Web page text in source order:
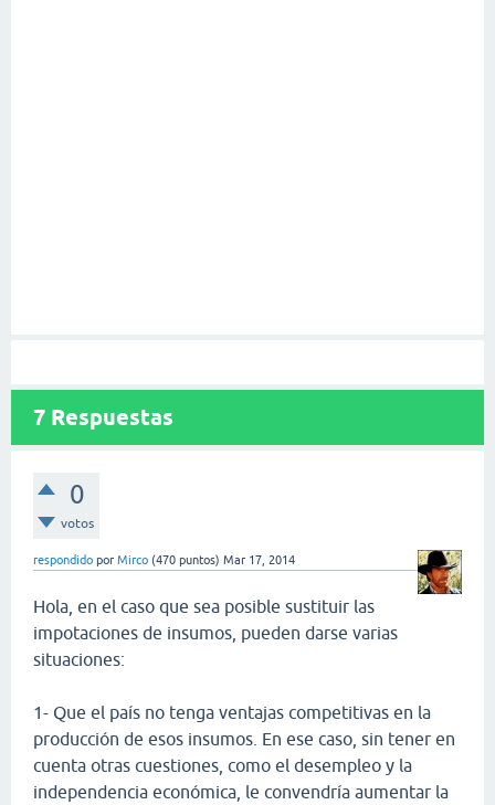
7 Respuestas
0
votos
respondido por Mirco (470 puntos) Mar 17, 2014
Hola, en el caso que sea posible sustituir las
impotaciones de insumos, pueden darse varias
situaciones:
1- Que el país no tenga ventajas competitivas en la
producción de esos insumos. En ese caso, sin tener en
cuenta otras cuestiones, como el desempleo y la
independencia económica, le convendría aumentar la